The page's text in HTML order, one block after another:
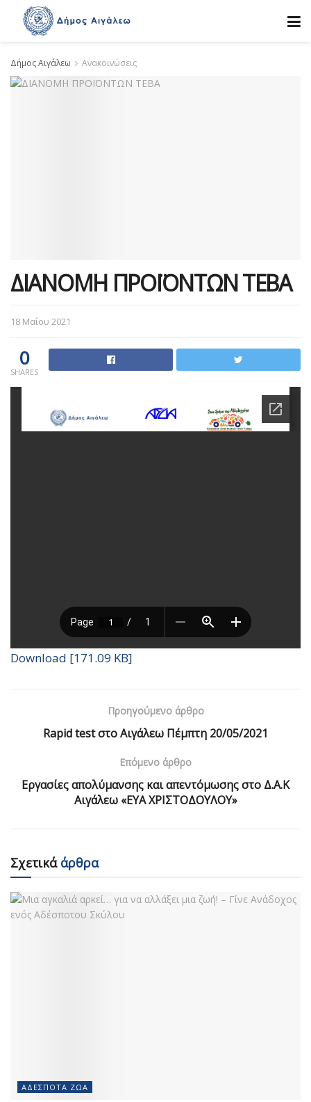
Δήμος Αιγάλεω Ανακοινώσεις
ΔΙΑΝΟΜΗ ΠΡΟΪΟΝΤΩΝ ΤΕΒΑ
18 Μαΐου 2021
0
SHARES
Download [171.09 KB]
Προηγούμενο άρθρο
Rapid test στο Αιγάλεω Πέμπτη 20/05/2021
Επόμενο άρθρο
Εργασίες απολύμανσης και απεντόμωσης στο Δ.Α.Κ
Αιγάλεω «ΕΥΑ ΧΡΙΣΤΟΔΟΥΛΟΥ»
Σχετικάάρθρα
ΑΔΈΣΠΟΤΑ ΖΏΑ